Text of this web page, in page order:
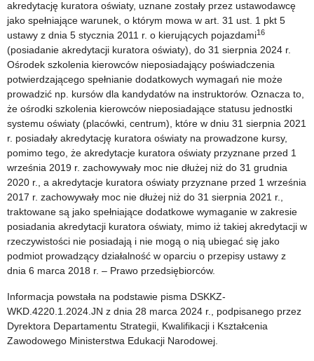
akredytację kuratora oświaty, uznane zostały przez ustawodawcę
jako spełniające warunek, o którym mowa w art. 31 ust. 1 pkt 5
ustawy z dnia 5 stycznia 2011 r. o kierujących pojazdami16
(posiadanie akredytacji kuratora oświaty), do 31 sierpnia 2024 r.
Ośrodek szkolenia kierowców nieposiadający poświadczenia
potwierdzającego spełnianie dodatkowych wymagań nie może
prowadzić np. kursów dla kandydatów na instruktorów. Oznacza to,
że ośrodki szkolenia kierowców nieposiadające statusu jednostki
systemu oświaty (placówki, centrum), które w dniu 31 sierpnia 2021
r. posiadały akredytację kuratora oświaty na prowadzone kursy,
pomimo tego, że akredytacje kuratora oświaty przyznane przed 1
września 2019 r. zachowywały moc nie dłużej niż do 31 grudnia
2020 r., a akredytacje kuratora oświaty przyznane przed 1 września
2017 r. zachowywały moc nie dłużej niż do 31 sierpnia 2021 r.,
traktowane są jako spełniające dodatkowe wymaganie w zakresie
posiadania akredytacji kuratora oświaty, mimo iż takiej akredytacji w
rzeczywistości nie posiadają i nie mogą o nią ubiegać się jako
podmiot prowadzący działalność w oparciu o przepisy ustawy z
dnia 6 marca 2018 r. – Prawo przedsiębiorców.
Informacja powstała na podstawie pisma DSKKZ-
WKD.4220.1.2024.JN z dnia 28 marca 2024 r., podpisanego przez
Dyrektora Departamentu Strategii, Kwalifikacji i Kształcenia
Zawodowego Ministerstwa Edukacji Narodowej.